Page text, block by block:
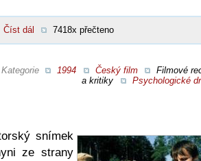
Číst dál 7418x přečteno
Kategorie 1994 Český film
Filmové
a kritiky
Psychologické
snímek
ze strany